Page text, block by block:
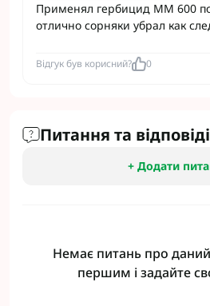
Применял гербицид ММ 600
отлично сорняки убрал как
Відгук був корисний? 0
Питання та відповіді
+ Додати
Немає питань про
першим і задайте